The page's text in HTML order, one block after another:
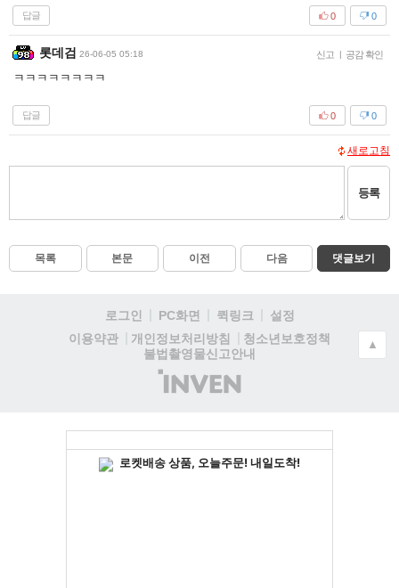
답글 0
0
롯데검 26-06-05 05:18 신고 | 공감 확인
ㅋㅋㅋㅋㅋㅋㅋㅋ
답글 0
0
새로고침
등록
목록 본문 이전 다음 댓글보기
로그인 PC화면 퀵링크
설정
이용약관
개인정보처리방침
청소년보호정책
불법촬영물신고안내
(주)
인
▲